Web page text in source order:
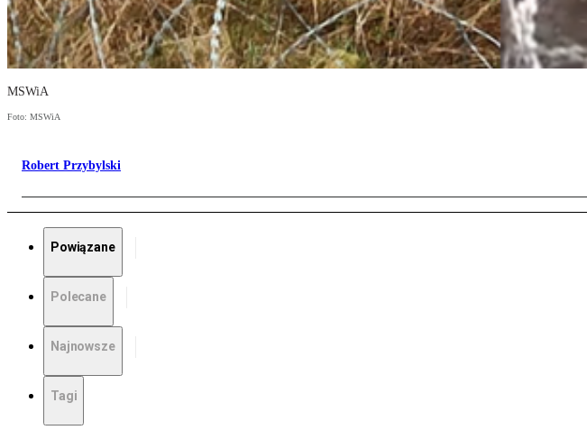
MSWiA
Foto: MSWiA
Robert Przybylski
Powiązane
Polecane
Najnowsze
Tagi